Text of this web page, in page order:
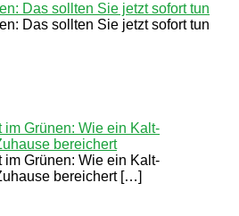
Das sollten Sie jetzt sofort tun
Das sollten Sie jetzt sofort tun
im Grünen: Wie ein Kalt-
bereichert
im Grünen: Wie ein Kalt-
bereichert […]